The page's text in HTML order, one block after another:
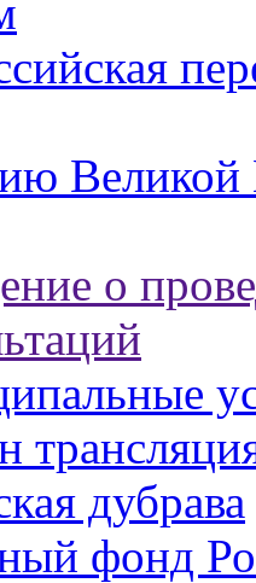
о
дубрава
фонд